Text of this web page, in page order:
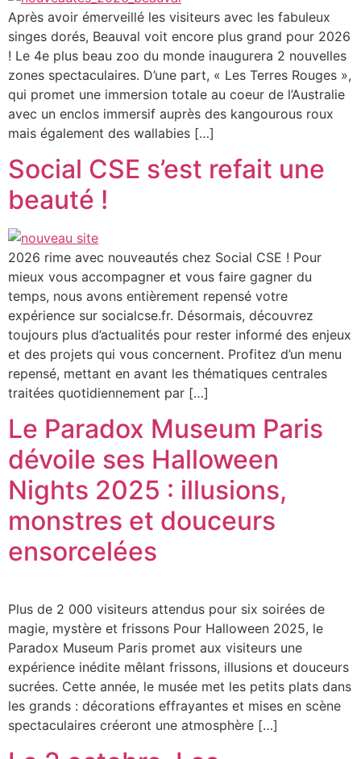
Après avoir émerveillé les visiteurs avec les fabuleux
singes dorés, Beauval voit encore plus grand pour 2026
! Le 4e plus beau zoo du monde inaugurera 2 nouvelles
zones spectaculaires. D’une part, « Les Terres Rouges »,
qui promet une immersion totale au coeur de l’Australie
avec un enclos immersif auprès des kangourous roux
mais également des wallabies […]
Social CSE s’est refait une
beauté !
2026 rime avec nouveautés chez Social CSE ! Pour
mieux vous accompagner et vous faire gagner du
temps, nous avons entièrement repensé votre
expérience sur socialcse.fr. Désormais, découvrez
toujours plus d’actualités pour rester informé des enjeux
et des projets qui vous concernent. Profitez d’un menu
repensé, mettant en avant les thématiques centrales
traitées quotidiennement par […]
Le Paradox Museum Paris
dévoile ses Halloween
Nights 2025 : illusions,
monstres et douceurs
ensorcelées
Plus de 2 000 visiteurs attendus pour six soirées de
magie, mystère et frissons Pour Halloween 2025, le
Paradox Museum Paris promet aux visiteurs une
expérience inédite mêlant frissons, illusions et douceurs
sucrées. Cette année, le musée met les petits plats dans
les grands : décorations effrayantes et mises en scène
spectaculaires créeront une atmosphère […]